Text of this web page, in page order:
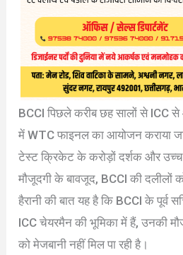
BCCI पिछले करीब छह सालों से ICC
में WTC फाइनल का आयोजन कराया
टेस्ट क्रिकेट के करोड़ों दर्शक और उच्च
मौजूदगी के बावजूद, BCCI की दलीलों
हैरानी की बात यह है कि BCCI के पूर्व
ICC चेयरमैन की भूमिका में हैं, उनकी
को मेजबानी नहीं मिल पा रही है।